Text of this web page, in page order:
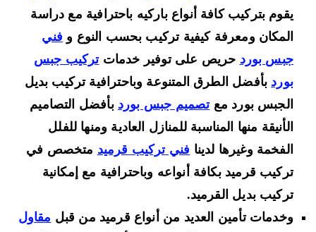
يقوم بتركيب كافة أنواع باركيه باحترافية مع دراسة
المكان ومعرفة كيفية تركيب بحسب النوع وفني
جبس بوردحريص على توفير خدماتتركيب جبس
بوردبأفضل الطرق المتنوعة وباحترافية تركيب بديل
الجبس بورد مع تصميم جبس بوردبأفضل التصاميم
الأنيقة منها المناسبة للمنازل العادية ومنها للفلل
الفخمة وغيرها لدينافني تركيب قرميد متخصص في
تركيب قرميد بكافة أنواعه وباحترافية مع إمكانية
تركيب بديل القرميد.
وخدمات تأمين العديد من أنواع قرميد من قبلمقاول